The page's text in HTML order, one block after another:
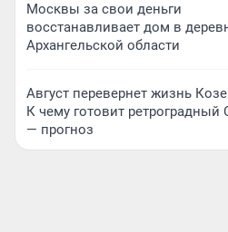
Москвы за свои деньги
восстанавливает дом в
Архангельской области
Август перевернет жизнь
К чему готовит ретроградный
— прогноз